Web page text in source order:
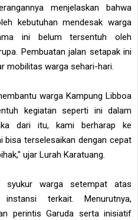
menjelaskan bahwa
kebutuhan mendesak warga
ini belum tersentuh oleh
Pembuatan jalan setapak ini
mobilitas warga sehari-hari.
warga Kampung Libboa
kegiatan seperti ini dalam
dari itu, kami berharap ke
bisa terselesaikan dengan cepat
ujar Lurah Karatuang.
syukur warga setempat atas
terkait. Menurutnya,
perintis Garuda serta inisiatif